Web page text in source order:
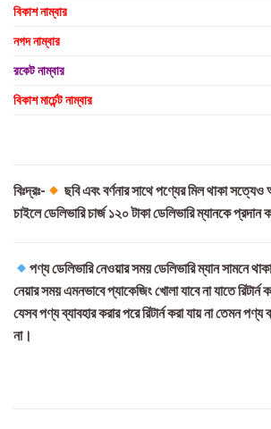
বিকাশ নাম্বার
নগদ নাম্বার
রকেট নাম্বার
বিকাশ মার্চেন্ট নাম্বার
বিঃদ্রঃ-
ছবি এবং বর্ণনার সাথে পণ্যের মিল থাকা
চাইলে ডেলিভারি চার্জ ১২০ টাকা ডেলিভারি ম্যানকে প্রদান
পণ্য ডেলিভারি নেওয়ার সময় ডেলিভারি ম্যান সামনে
নেয়ার সময় এমনভাবে প্যাকেজিং খোলা যাবে না যাতে
যেসব পণ্য ব্যাবহার করার পরে রিটার্ন করা যায় না তেমন পণ্য
না।